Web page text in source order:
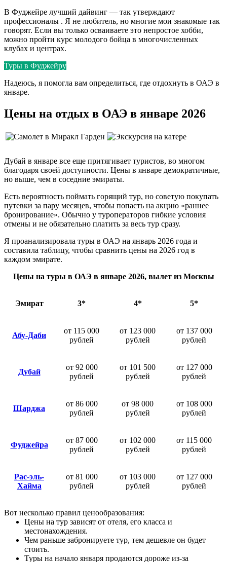
В Фуджейре лучший дайвинг — так утверждают
профессионалы . Я не любитель, но многие мои знакомые так
говорят. Если вы только осваиваете это непростое хобби,
можно пройти курс молодого бойца в многочисленных
клубах и центрах.
Туры в Фуджейру
Надеюсь, я помогла вам определиться, где отдохнуть в ОАЭ в
январе.
Цены на отдых в ОАЭ в январе 2026
Дубай в январе все еще притягивает туристов, во многом
благодаря своей доступности. Цены в январе демократичные,
но выше, чем в соседние эмираты.
Есть вероятность поймать горящий тур, но советую покупать
путевки за пару месяцев, чтобы попасть на акцию «раннее
бронирование». Обычно у туроператоров гибкие условия
отмены и не обязательно платить за весь тур сразу.
Я проанализировала туры в ОАЭ на январь 2026 года и
составила таблицу, чтобы сравнить цены на 2026 год в
каждом эмирате.
Цены на туры в ОАЭ в январе 2026, вылет из Москвы
Эмират 3* 4* 5*
Абу-Даби
от 115 000
рублей
от 123 000
рублей
от 137 000
рублей
Дубай
от 92 000
рублей
от 101 500
рублей
от 127 000
рублей
Шарджа
от 86 000
рублей
от 98 000
рублей
от 108 000
рублей
Фуджейра
от 87 000
рублей
от 102 000
рублей
от 115 000
рублей
Рас-эль-
Хайма
от 81 000
рублей
от 103 000
рублей
от 127 000
рублей
Вот несколько правил ценообразования:
Цены на тур зависят от отеля, его класса и
местонахождения.
Чем раньше забронируете тур, тем дешевле он будет
стоить.
Туры на начало января продаются дороже из-за